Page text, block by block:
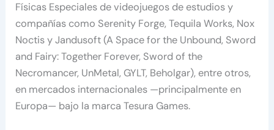
Físicas Especiales de videojuegos de estudios y
compañías como Serenity Forge, Tequila Works, Nox
Noctis y Jandusoft (A Space for the Unbound, Sword
and Fairy: Together Forever, Sword of the
Necromancer, UnMetal, GYLT, Beholgar), entre otros,
en mercados internacionales —principalmente en
Europa— bajo la marca Tesura Games.